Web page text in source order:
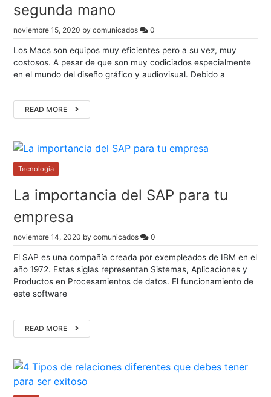
segunda mano
noviembre 15, 2020 bycomunicados 0
Los Macs son equipos muy eficientes pero a su vez, muy
costosos. A pesar de que son muy codiciados especialmente
en el mundo del diseño gráfico y audiovisual. Debido a
READ MORE
Tecnologia
La importancia del SAP para tu
empresa
noviembre 14, 2020 bycomunicados 0
El SAP es una compañía creada por exempleados de IBM en el
año 1972. Estas siglas representan Sistemas, Aplicaciones y
Productos en Procesamientos de datos. El funcionamiento de
este software
READ MORE